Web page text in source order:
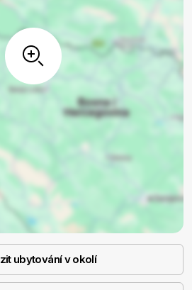
ubytování v okolí